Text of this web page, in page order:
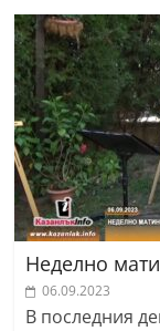
Неделно
06.09.2023
В последния